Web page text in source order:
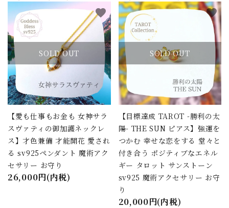
SOLD OUT
【愛も仕事もお金も 女神サラ
スヴァティの御加護ネックレ
ス】才色兼備 才能開花 愛され
る sv925ペンダント 魔術アク
セサリー お守り
26,000円(内税)
favorite
SOLD OUT
【目標達成 TAROT -勝利の太
陽- THE SUN ピアス】強運を
つかむ 幸せな恋をする 堂々と
付き合う ポジティブなエネル
ギー タロット サンストーン
sv925 魔術アクセサリー お守
り
20,000円(内税)
favorite